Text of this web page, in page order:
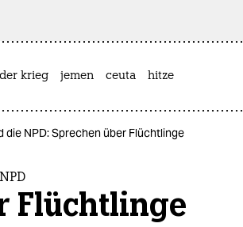
krieg jemen ceuta hitze
die NPD: Sprechen über Flüchtlinge
Flüchtlinge